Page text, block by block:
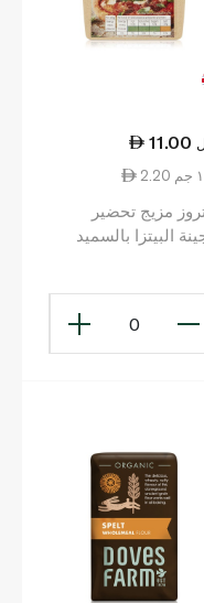
11.00
مزيج تحضير
البيتزا بالسميد
0